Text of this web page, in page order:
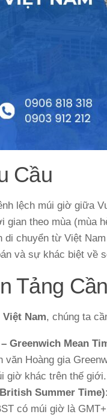
Cầu
lệch múi giờ giữa
gian theo mùa (mùa
chuyển từ Việt
và sự khác biệt về
Tảng
Nam, chúng ta
Greenwich Mean
văn Hoàng gia
giờ khác trên thế giới.
Summer Time)
có múi giờ là